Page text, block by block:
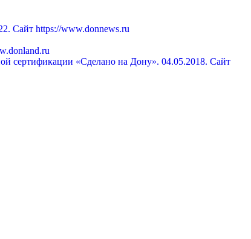
Сайт https://www.donnews.ru
сертификации «Сделано на Дону». 04.05.2018. Сайт